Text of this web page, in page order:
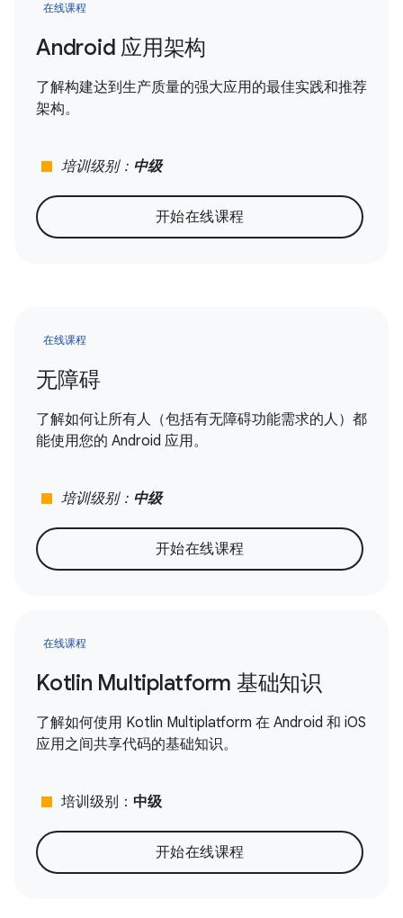
在线课程
Android 应用架构
了解构建达到生产质量的强大应用的最佳实践和推荐
架构。
stop 培训级别： 中级
开始在线课程
在线课程
无障碍
了解如何让所有人（包括有无障碍功能需求的人）都
能使用您的 Android 应用。
stop 培训级别： 中级
开始在线课程
在线课程
Kotlin Multiplatform 基础知识
了解如何使用 Kotlin Multiplatform 在 Android 和 iOS
应用之间共享代码的基础知识。
stop 培训级别： 中级
开始在线课程